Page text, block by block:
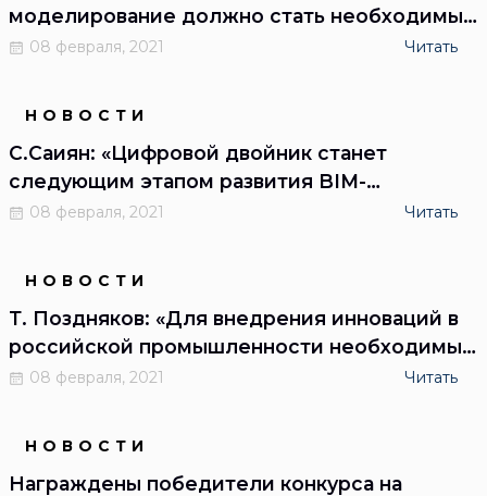
моделирование должно стать необходимым
этапом аддитивного производства»
08 февраля, 2021 Читать
НОВОСТИ
С.Саиян: «Цифровой двойник станет
следующим этапом развития BIM-
технологий в строительной отрасли»
08 февраля, 2021 Читать
НОВОСТИ
Т. Поздняков: «Для внедрения инноваций в
российской промышленности необходимы
новые кадры»
08 февраля, 2021 Читать
НОВОСТИ
Награждены победители конкурса на